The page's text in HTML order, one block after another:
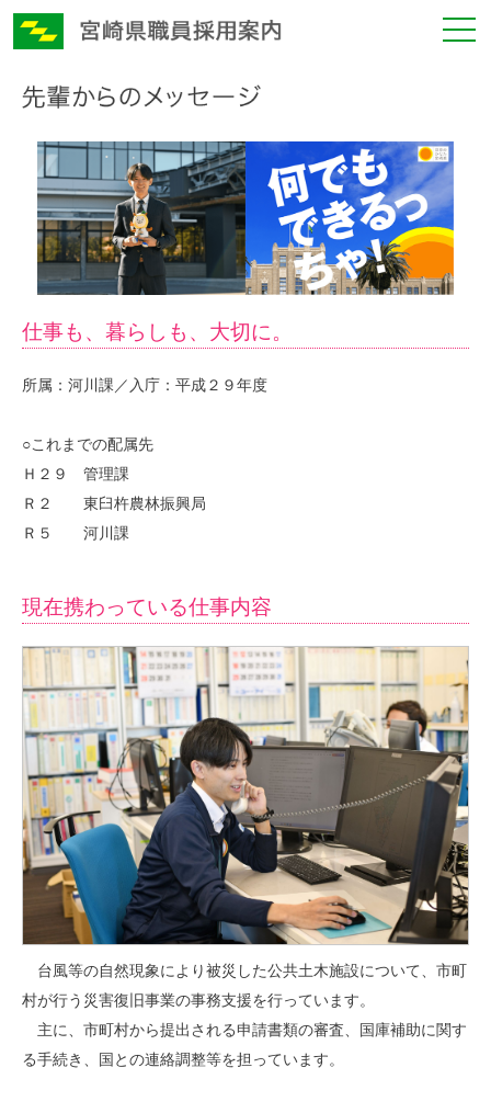
仕事も、暮らしも、大切に。
所属：河川課／入庁：平成２９年度
○これまでの配属先
Ｈ２９ 管理課
Ｒ２ 東臼杵農林振興局
Ｒ５ 河川課
現在携わっている仕事内容
台風等の自然現象により被災した公共土木施設について、市町
村が行う災害復旧事業の事務支援を行っています。
主に、市町村から提出される申請書類の審査、国庫補助に関す
る手続き、国との連絡調整等を担っています。